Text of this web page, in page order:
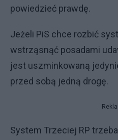
powiedzieć prawdę.
Jeżeli PiS chce rozbić
wstrząsnąć posadami
jest uszminkowaną
przed sobą jedną drogę.
System Trzeciej RP